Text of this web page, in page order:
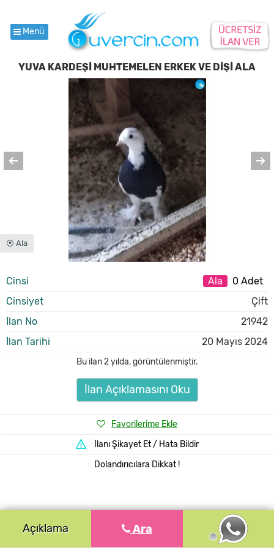
Menü
YUVA KARDEŞİ MUHTEMELEN ERKEK VE DİŞİ ALA
⦿ Ala
Cinsi Ala
0 Adet
Cinsiyet
Çift
İlan No
21942
İlan Tarihi
20 Mayıs 2024
Bu ilan2 yılda,görüntülenmiştir.
İlan Açıklamasını Oku
Favorilerime Ekle
İlanı Şikayet Et / Hata Bildir
Dolandırıcılara Dikkat !
Açıklama Ara